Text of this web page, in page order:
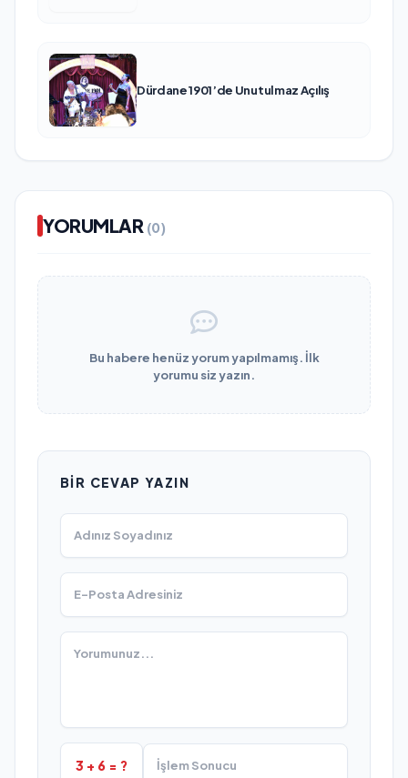
Dürdane 1901’de Unutulmaz Açılış
YORUMLAR (0)
Bu habere henüz yorum yapılmamış. İlk
yorumu siz yazın.
BIR CEVAP YAZIN
3 + 6 = ?